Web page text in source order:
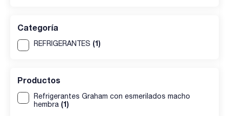
Categoría
REFRIGERANTES (1)
Productos
Refrigerantes Graham con esmerilados macho
hembra (1)